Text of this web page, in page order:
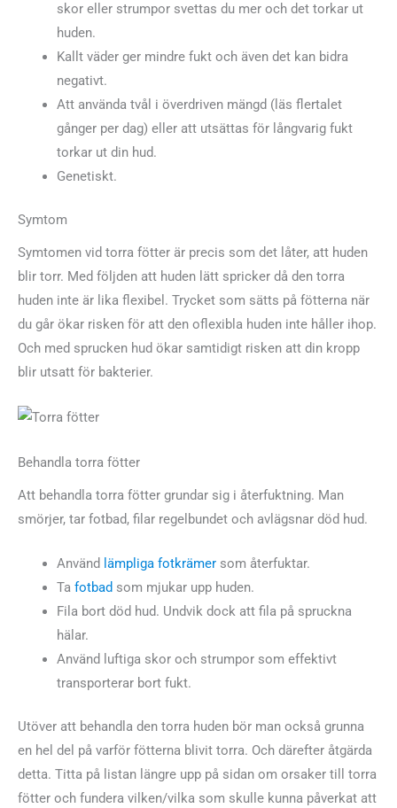
skor eller strumpor svettas du mer och det torkar ut
huden.
Kallt väder ger mindre fukt och även det kan bidra
negativt.
Att använda tvål i överdriven mängd (läs flertalet
gånger per dag) eller att utsättas för långvarig fukt
torkar ut din hud.
Genetiskt.
Symtom
Symtomen vid torra fötter är precis som det låter, att huden
blir torr. Med följden att huden lätt spricker då den torra
huden inte är lika flexibel. Trycket som sätts på fötterna när
du går ökar risken för att den oflexibla huden inte håller ihop.
Och med sprucken hud ökar samtidigt risken att din kropp
blir utsatt för bakterier.
Behandla torra fötter
Att behandla torra fötter grundar sig i återfuktning. Man
smörjer, tar fotbad, filar regelbundet och avlägsnar död hud.
Använd lämpliga fotkrämersom återfuktar.
Ta fotbad som mjukar upp huden.
Fila bort död hud. Undvik dock att fila på spruckna
hälar.
Använd luftiga skor och strumpor som effektivt
transporterar bort fukt.
Utöver att behandla den torra huden bör man också grunna
en hel del på varför fötterna blivit torra. Och därefter åtgärda
detta. Titta på listan längre upp på sidan om orsaker till torra
fötter och fundera vilken/vilka som skulle kunna påverkat att